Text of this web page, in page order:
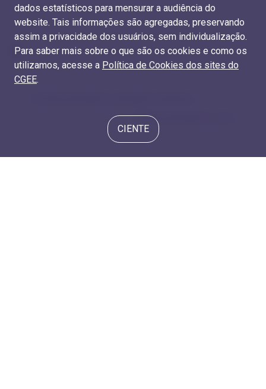
6.8 Remuneração por sexo
dados estatísticos para mensurar a audiência do
website. Tais informações são agregadas, preservando
assim a privacidade dos usuários, sem individualização.
Para saber mais sobre o que são os cookies e como os
utilizamos, acesse a Política de Cookies dos sites do
CGEE.
CIENTE